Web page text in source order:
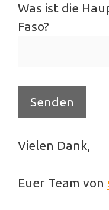
Was ist die
Faso?
Vielen Dank,
Euer Team von